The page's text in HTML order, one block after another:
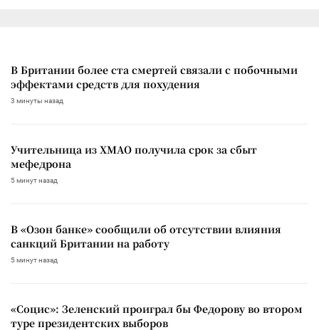
В Британии более ста смертей связали с побочными
эффектами средств для похудения
3 минуты назад
Учительница из ХМАО получила срок за сбыт
мефедрона
5 минут назад
В «Озон банке» сообщили об отсутствии влияния
санкций Британии на работу
5 минут назад
«Социс»: Зеленский проиграл бы Федорову во втором
туре президентских выборов